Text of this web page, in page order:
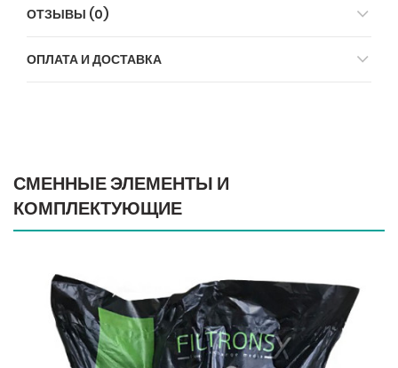
ОТЗЫВЫ (0)
ОПЛАТА И ДОСТАВКА
СМЕННЫЕ ЭЛЕМЕНТЫ И
КОМПЛЕКТУЮЩИЕ